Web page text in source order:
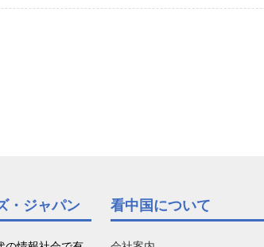
・ジャパン 看中国について